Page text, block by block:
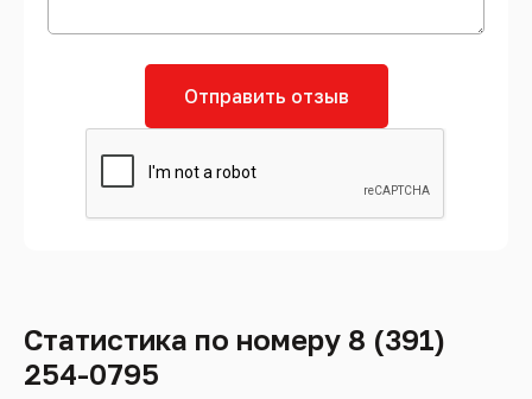
Отправить отзыв
Статистика по номеру 8 (391)
254-0795